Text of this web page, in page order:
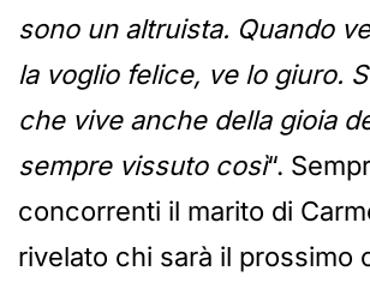
sono un altruista. Quando
la voglio felice, ve lo giuro.
che vive anche della gioia
sempre vissuto così“.
concorrenti il marito di
rivelato chi sarà il prossimo